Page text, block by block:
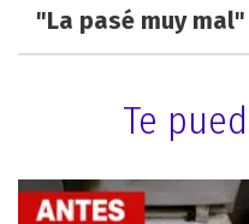
"La pasé muy mal"
Te